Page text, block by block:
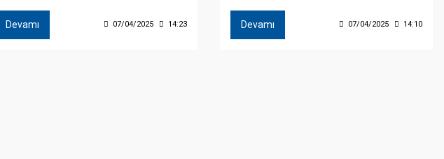
ekonomik bir aydınlatma seçeneği sunar.
Devamı 07/04/2025 14:23
bulunmaktadır.
Devamı 07/04/2025 14:10